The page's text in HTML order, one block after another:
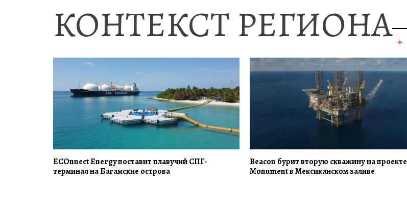
КОНТЕКСТ РЕГИОНА
ECOnnect Energy поставит плавучий СПГ-
терминал на Багамские острова
Beacon бурит вторую скважину на проекте
Monument в Мексиканском заливе